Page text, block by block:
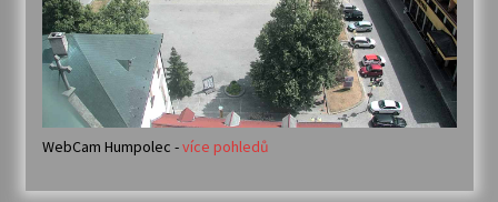
WebCam Humpolec -více pohledů